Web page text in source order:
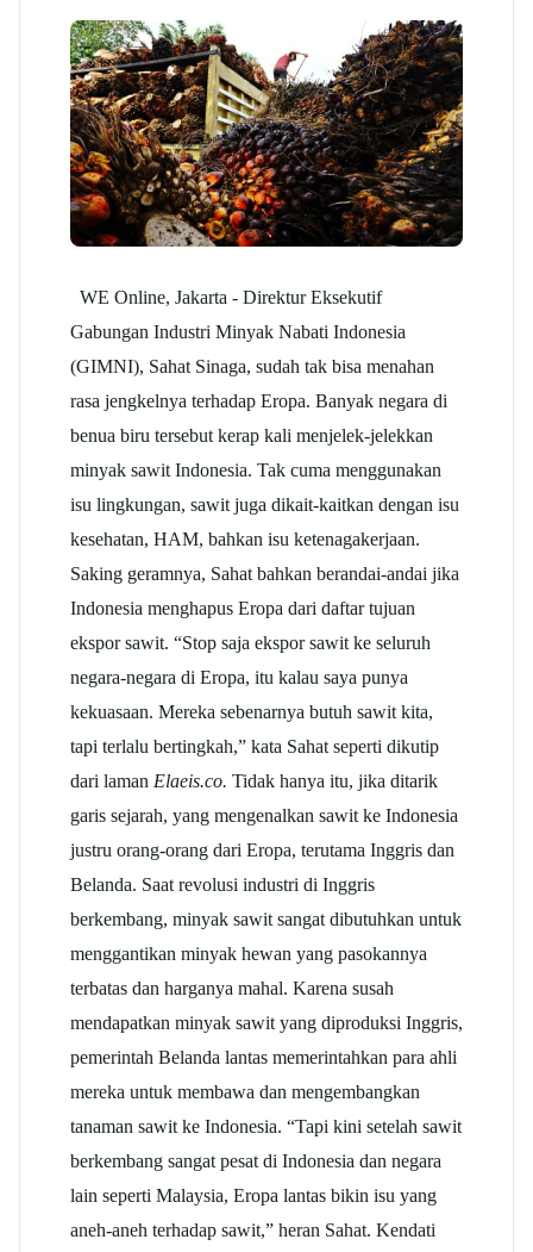
WE Online, Jakarta - Direktur Eksekutif
Gabungan Industri Minyak Nabati Indonesia
(GIMNI), Sahat Sinaga, sudah tak bisa menahan
rasa jengkelnya terhadap Eropa. Banyak negara di
benua biru tersebut kerap kali menjelek-jelekkan
minyak sawit Indonesia. Tak cuma menggunakan
isu lingkungan, sawit juga dikait-kaitkan dengan isu
kesehatan, HAM, bahkan isu ketenagakerjaan.
Saking geramnya, Sahat bahkan berandai-andai jika
Indonesia menghapus Eropa dari daftar tujuan
ekspor sawit. “Stop saja ekspor sawit ke seluruh
negara-negara di Eropa, itu kalau saya punya
kekuasaan. Mereka sebenarnya butuh sawit kita,
tapi terlalu bertingkah,” kata Sahat seperti dikutip
dari laman Elaeis.co. Tidak hanya itu, jika ditarik
garis sejarah, yang mengenalkan sawit ke Indonesia
justru orang-orang dari Eropa, terutama Inggris dan
Belanda. Saat revolusi industri di Inggris
berkembang, minyak sawit sangat dibutuhkan untuk
menggantikan minyak hewan yang pasokannya
terbatas dan harganya mahal. Karena susah
mendapatkan minyak sawit yang diproduksi Inggris,
pemerintah Belanda lantas memerintahkan para ahli
mereka untuk membawa dan mengembangkan
tanaman sawit ke Indonesia. “Tapi kini setelah sawit
berkembang sangat pesat di Indonesia dan negara
lain seperti Malaysia, Eropa lantas bikin isu yang
aneh-aneh terhadap sawit,” heran Sahat. Kendati